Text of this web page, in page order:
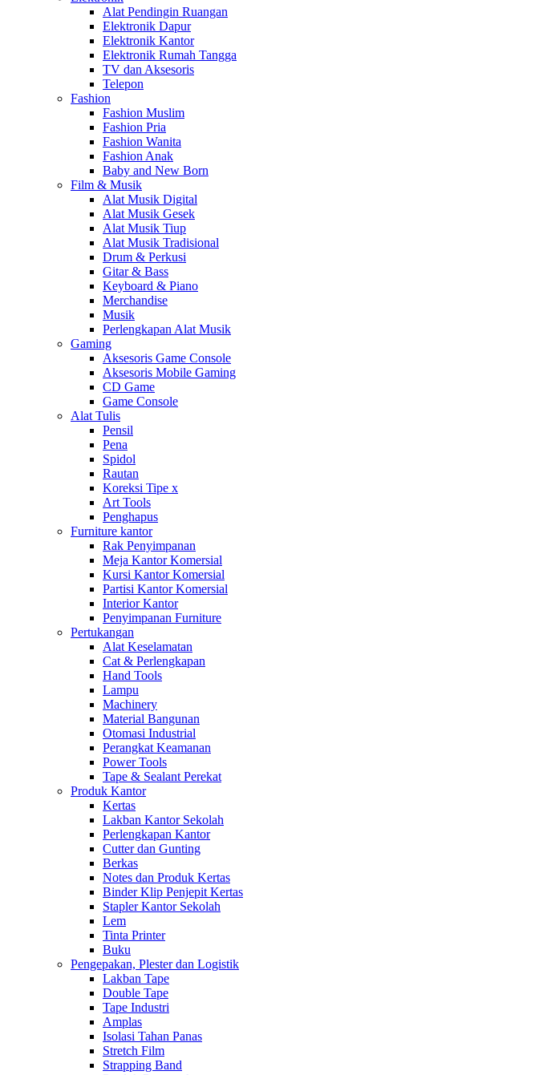
Alat Pendingin Ruangan
Elektronik Dapur
Elektronik Kantor
Elektronik Rumah Tangga
TV dan Aksesoris
Telepon
Fashion
Fashion Muslim
Fashion Pria
Fashion Wanita
Fashion Anak
Baby and New Born
Film & Musik
Alat Musik Digital
Alat Musik Gesek
Alat Musik Tiup
Alat Musik Tradisional
Drum & Perkusi
Gitar & Bass
Keyboard & Piano
Merchandise
Musik
Perlengkapan Alat Musik
Gaming
Aksesoris Game Console
Aksesoris Mobile Gaming
CD Game
Game Console
Alat Tulis
Pensil
Pena
Spidol
Rautan
Koreksi Tipe x
Art Tools
Penghapus
Furniture kantor
Rak Penyimpanan
Meja Kantor Komersial
Kursi Kantor Komersial
Partisi Kantor Komersial
Interior Kantor
Penyimpanan Furniture
Pertukangan
Alat Keselamatan
Cat & Perlengkapan
Hand Tools
Lampu
Machinery
Material Bangunan
Otomasi Industrial
Perangkat Keamanan
Power Tools
Tape & Sealant Perekat
Produk Kantor
Kertas
Lakban Kantor Sekolah
Perlengkapan Kantor
Cutter dan Gunting
Berkas
Notes dan Produk Kertas
Binder Klip Penjepit Kertas
Stapler Kantor Sekolah
Lem
Tinta Printer
Buku
Pengepakan, Plester dan Logistik
Lakban Tape
Double Tape
Tape Industri
Amplas
Isolasi Tahan Panas
Stretch Film
Strapping Band